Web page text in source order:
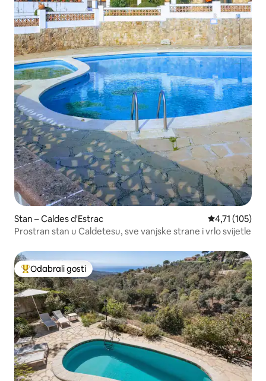
Stan – Caldes d'Estrac Prosječna
4,71 (105)
Prostran stan u Caldetesu, sve vanjske strane i vrlo svijetle
Među najviše rangiranima s oznakom „Odabrali gosti”
Odabrali gosti